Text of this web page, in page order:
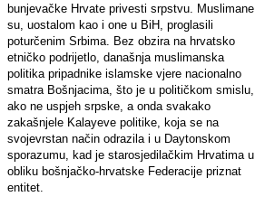
bunjevačke Hrvate privesti srpstvu. Muslimane
su, uostalom kao i one u BiH, proglasili
poturčenim Srbima. Bez obzira na hrvatsko
etničko podrijetlo, današnja muslimanska
politika pripadnike islamske vjere nacionalno
smatra Bošnjacima, što je u političkom smislu,
ako ne uspjeh srpske, a onda svakako
zakašnjele Kalayeve politike, koja se na
svojevrstan način odrazila i u Daytonskom
sporazumu, kad je starosjedilačkim Hrvatima u
obliku bošnjačko-hrvatske Federacije priznat
entitet.